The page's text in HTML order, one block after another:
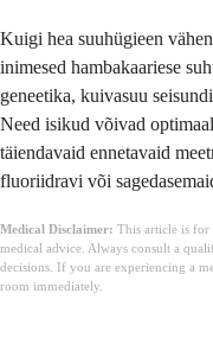
Kuigi hea suuhügieen
inimesed hambakaariese
geneetika, kuivasuu
Need isikud võivad
täiendavaid ennetavaid
fluoriidravi või
Medical Disclaimer: This article is for
medical advice. Always consult a
decisions. If you are experiencing a
room immediately.